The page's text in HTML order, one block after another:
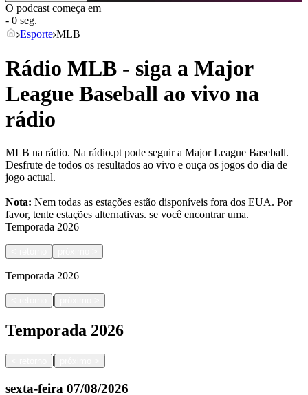
O podcast começa em
- 0 seg.
Esporte MLB
Rádio MLB - siga a Major
League Baseball ao vivo na
rádio
MLB na rádio. Na rádio.pt pode seguir a Major League Baseball.
Desfrute de todos os resultados ao vivo e ouça os jogos do dia de
jogo actual.
Nota: Nem todas as estações estão disponíveis fora dos EUA. Por
favor, tente estações alternativas. se você encontrar uma.
Temporada 2026
Temporada 2026
|
Temporada 2026
|
sexta-feira 07/08/2026